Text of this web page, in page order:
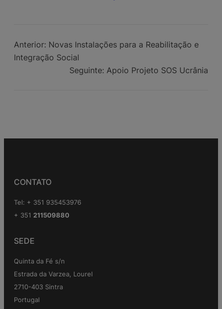
Anterior: Novas Instalações para a Reabilitação e
Integração Social
Seguinte: Apoio Projeto SOS Ucrânia
CONTATO
Tel: + 351 935453976
+ 351 211509880
SEDE
Quinta da Fé s/n
Estrada da Varzea, Lourel
2710-403 Sintra
Portugal